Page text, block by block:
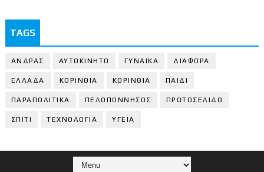
TAGS
ΑΝΔΡΑΣ ΑΥΤΟΚΙΝΗΤΟ ΓΥΝΑΙΚΑ ΔΙΑΦΟΡΑ
ΕΛΛΑΔΑ ΚΟΡΙΝΘΙΑ ΚΟΡΙΝΘΙA ΠΑΙΔΙ
ΠΑΡΑΠΟΛΙΤΙΚΑ ΠΕΛΟΠΟΝΝΗΣΟΣ ΠΡΩΤΟΣΕΛΙΔΟ
ΣΠΙΤΙ ΤΕΧΝΟΛΟΓΙΑ ΥΓΕΙΑ